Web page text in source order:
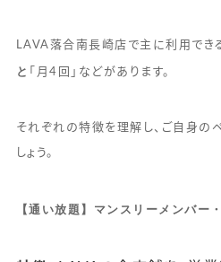
LAVA落合南長崎店で主に利用でき
と 「月4回」などがあります。
それぞれの特徴を理解し、ご自身の
しょう。
【通い放題】マンスリーメンバ